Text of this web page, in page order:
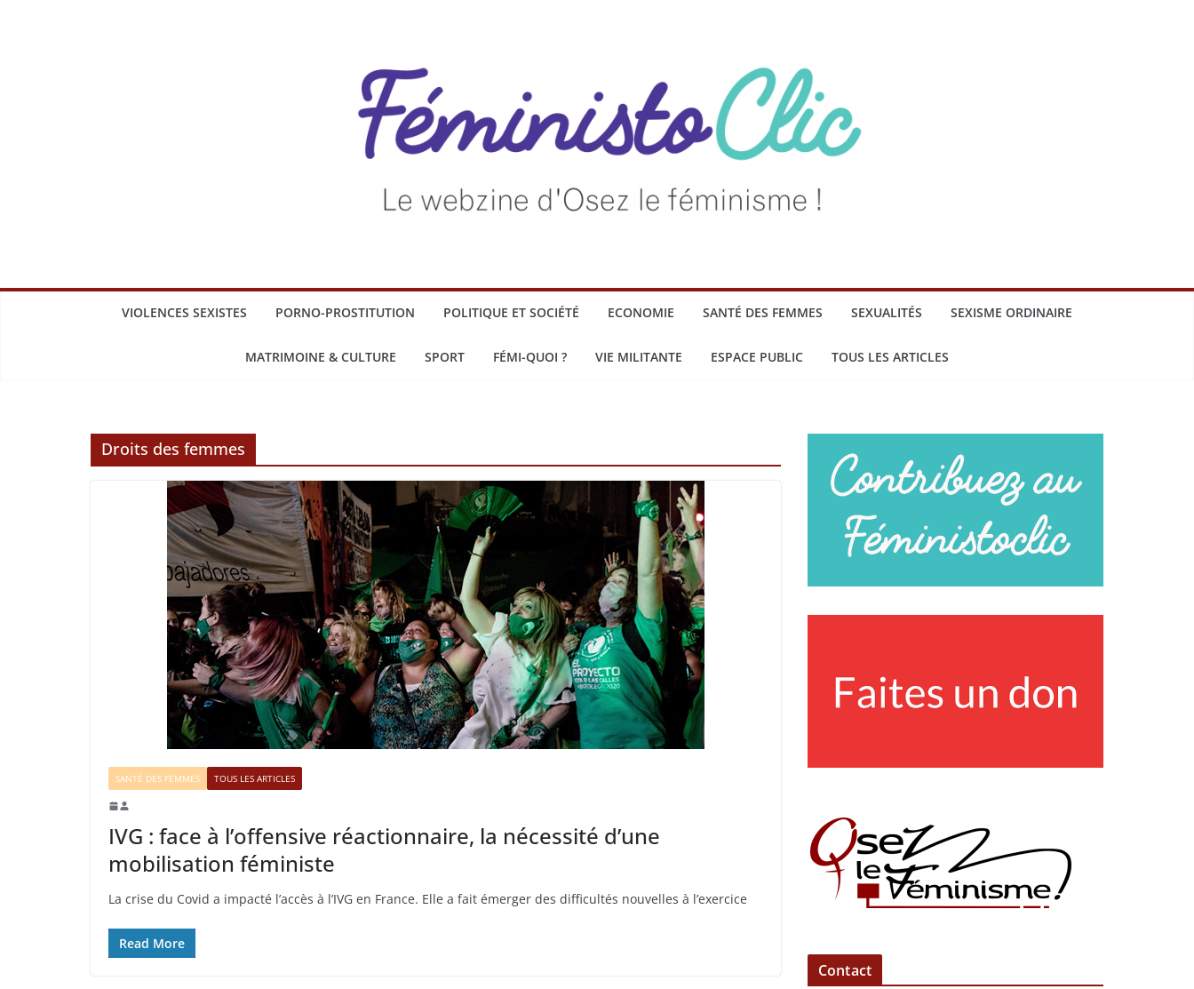
VIOLENCES SEXISTES PORNO-PROSTITUTION POLITIQUE ET SOCIÉTÉ ECONOMIE SANTÉ DES FEMMES SEXUALITÉS SEXISME ORDINAIRE
MATRIMOINE & CULTURE SPORT FÉMI-QUOI ? VIE MILITANTE ESPACE PUBLIC TOUS LES ARTICLES
Droits des femmes
SANTÉ DES FEMMES TOUS LES ARTICLES
IVG : face à l’offensive réactionnaire, la nécessité d’une
mobilisation féministe
La crise du Covid a impacté l’accès à l’IVG en France. Elle a fait émerger des difficultés nouvelles à l’exercice
Read More
Contact